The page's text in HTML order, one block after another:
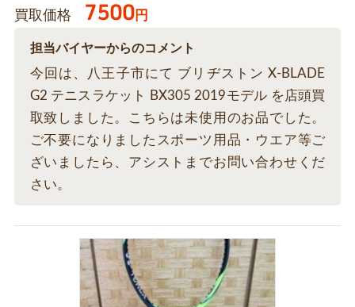
買取価格 7500円
担当バイヤーからのコメント
今回は、八王子市にて ブリヂストン X-BLADE
G2 テニスラケット BX305 2019モデル を店頭買
取致しました。こちらは未使用のお品でした。
ご不要になりましたスポーツ用品・ウエア等ご
ざいましたら、アシストまでお問い合わせくだ
さい。